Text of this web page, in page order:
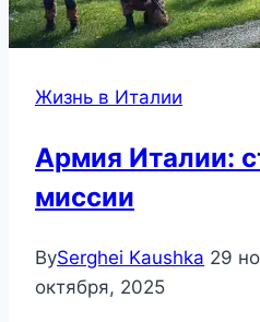
Жизнь в Италии
Армия Италии:
миссии
BySerghei Kaushka 29
октября, 2025